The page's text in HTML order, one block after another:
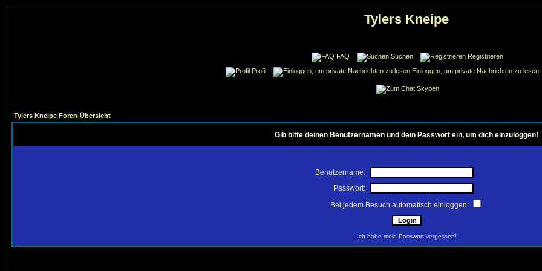
Tylers Kneipe
FAQ Suchen
Registrieren
Profil
Einloggen, um private Nachrichten zu lesen
Skypen
Tylers Kneipe Foren-Übersicht
Gib bitte deinen Benutzernamen und dein Passwort ein, um dich einzuloggen!
Benutzername:
Passwort:
Bei jedem Besuch automatisch einloggen:
Ich habe mein Passwort vergessen!